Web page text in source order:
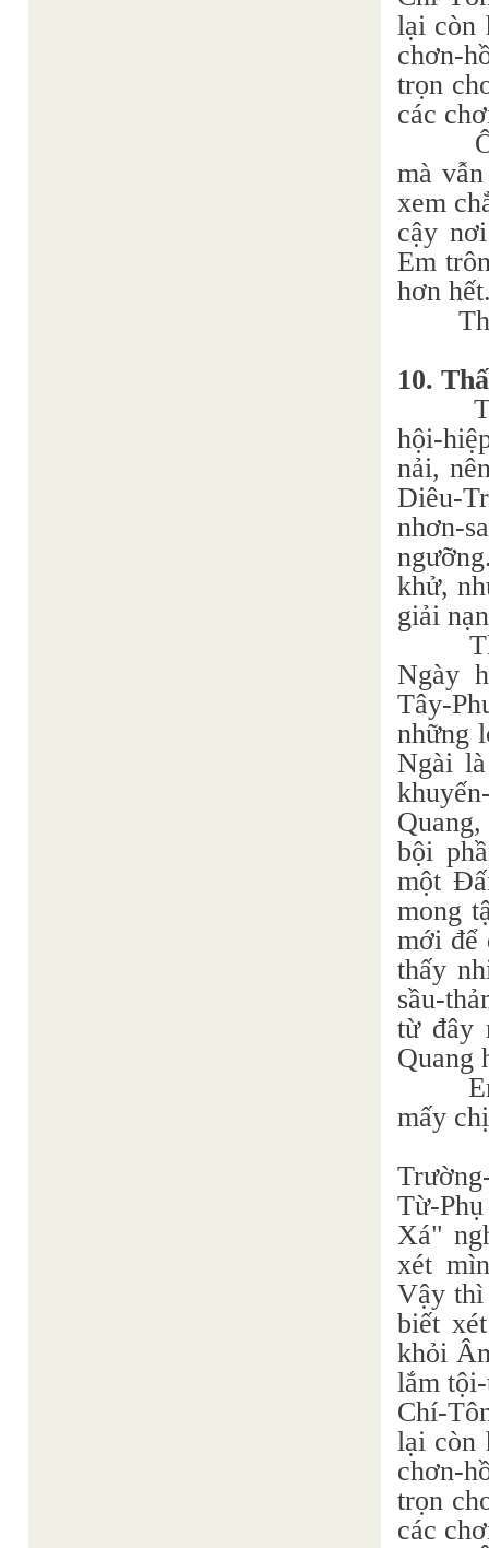
lại còn
chơn-
trọn
các
mà
xem
cậy
Em
hơn
10.
hội-
nải,
Diêu-
nhơn-
khử,
giải
Ngày
Tây-
những
Ngài
bội
một
mong
mới để
thấy
sầu-
từ đây
Quang
mấy
Từ-
Xá"
xét
Vậy thì
biết
khỏi
lắm
Chí-
lại còn
chơn-
trọn
các